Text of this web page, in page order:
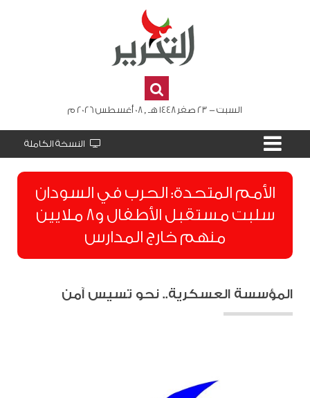
السبت - 23 صفر 1448 هـ , 08 أغسطس 2026 م
النسخة الكاملة
الأمم المتحدة: الحرب في السودان
سلبت مستقبل الأطفال و8 ملايين
منهم خارج المدارس
المؤسسة العسكرية.. نحو تسيس آمن